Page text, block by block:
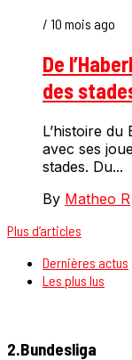
/ 10 mois ago
De
des
L’histoire
avec ses
stades. Du...
By Matheo R
Plus d’articles
Dernières actus
Les plus lus
2.Bundesliga